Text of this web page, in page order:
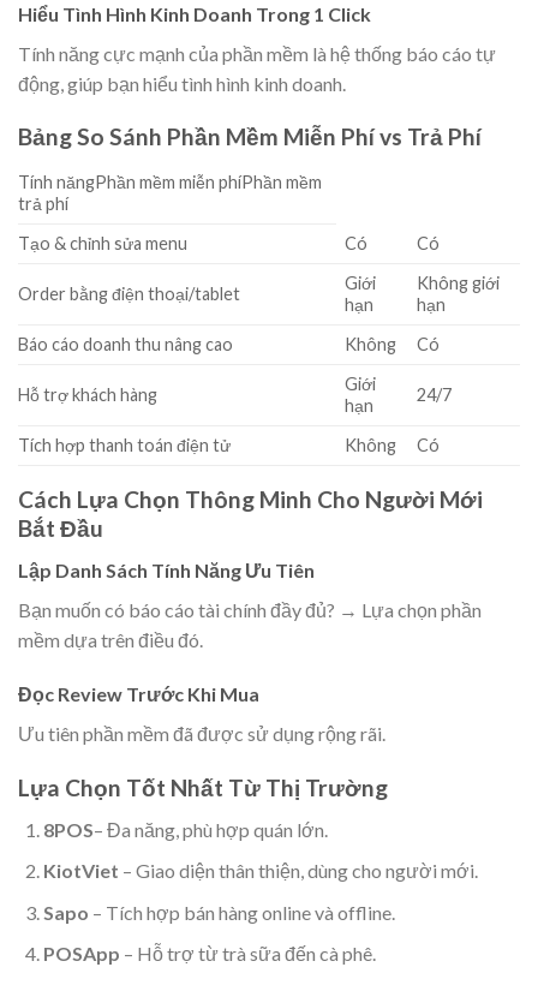
Hiểu Tình Hình Kinh Doanh Trong 1 Click
Tính năng cực mạnh của phần mềm là hệ thống báo cáo tự
động, giúp bạn hiểu tình hình kinh doanh.
Bảng So Sánh Phần Mềm Miễn Phí vs Trả Phí
Tính năngPhần mềm miễn phíPhần mềm
trả phí
Tạo & chỉnh sửa menu
Có Có
Order bằng điện thoại/tablet
Giới
hạn
Không giới
hạn
Báo cáo doanh thu nâng cao
Không Có
Hỗ trợ khách hàng
Giới
hạn
24/7
Tích hợp thanh toán điện tử Không Có
Cách Lựa Chọn Thông Minh Cho Người Mới
Bắt Đầu
Lập Danh Sách Tính Năng Ưu Tiên
Bạn muốn có báo cáo tài chính đầy đủ? → Lựa chọn phần
mềm dựa trên điều đó.
Đọc Review Trước Khi Mua
Ưu tiên phần mềm đã được sử dụng rộng rãi.
Lựa Chọn Tốt Nhất Từ Thị Trường
8POS– Đa năng, phù hợp quán lớn.
KiotViet – Giao diện thân thiện, dùng cho người mới.
Sapo – Tích hợp bán hàng online và offline.
POSApp – Hỗ trợ từ trà sữa đến cà phê.